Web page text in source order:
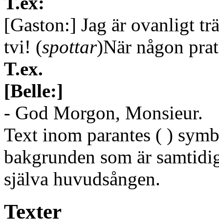
[Gaston:] Jag är ovanligt
tvi! (spottar)När någon
T.ex.
[Belle:]
- God Morgon, Monsieur.
Text inom parantes ( )
bakgrunden som är
själva huvudsången.
Texter